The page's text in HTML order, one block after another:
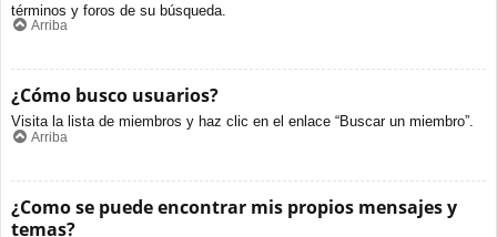
términos y foros de su búsqueda.
Arriba
¿Cómo busco usuarios?
Visita la lista de miembros y haz clic en el enlace “Buscar un miembro”.
Arriba
¿Como se puede encontrar mis propios mensajes y
temas?